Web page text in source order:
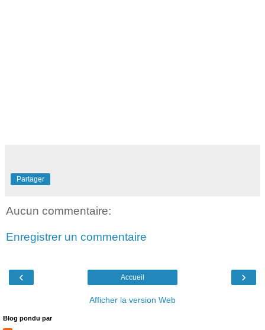
Partager
Aucun commentaire:
Enregistrer un commentaire
‹ ›
Accueil
Afficher la version Web
Blog pondu par